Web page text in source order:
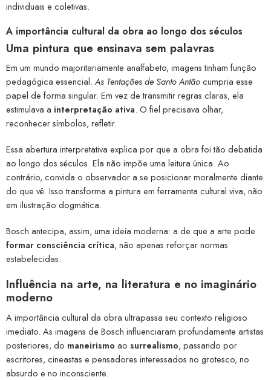
individuais e coletivas.
A importância cultural da obra ao longo dos séculos
Uma pintura que ensinava sem palavras
Em um mundo majoritariamente analfabeto, imagens tinham função
pedagógica essencial. As Tentações de Santo Antãocumpria esse
papel de forma singular. Em vez de transmitir regras claras, ela
estimulava a interpretação ativa. O fiel precisava olhar,
reconhecer símbolos, refletir.
Essa abertura interpretativa explica por que a obra foi tão debatida
ao longo dos séculos. Ela não impõe uma leitura única. Ao
contrário, convida o observador a se posicionar moralmente diante
do que vê. Isso transforma a pintura em ferramenta cultural viva, não
em ilustração dogmática.
Bosch antecipa, assim, uma ideia moderna: a de que a arte pode
formar consciência crítica, não apenas reforçar normas
estabelecidas.
Influência na arte, na literatura e no imaginário
moderno
A importância cultural da obra ultrapassa seu contexto religioso
imediato. As imagens de Bosch influenciaram profundamente artistas
posteriores, do maneirismo ao surrealismo, passando por
escritores, cineastas e pensadores interessados no grotesco, no
absurdo e no inconsciente.